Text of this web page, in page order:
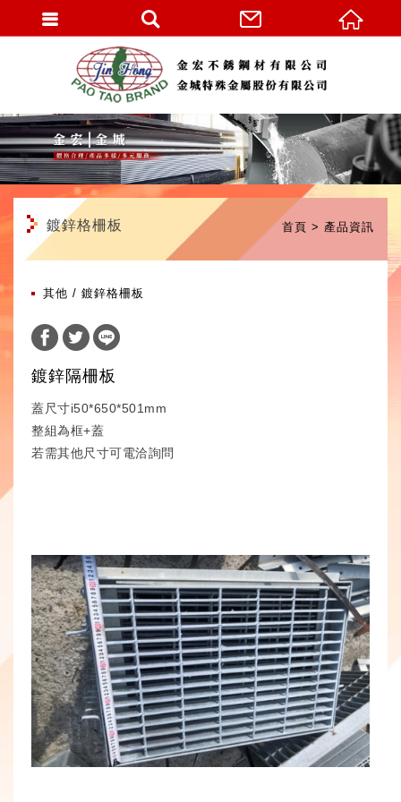
首頁 產品資訊
鍍鋅格柵板
其他 鍍鋅格柵板
鍍鋅隔柵板
蓋尺寸i50*650*501mm
整組為框+蓋
若需其他尺寸可電洽詢問